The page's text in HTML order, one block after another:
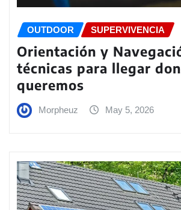
OUTDOOR SUPERVIVENCIA
Orientación y
técnicas para llegar
queremos
Morpheuz May 5, 2026